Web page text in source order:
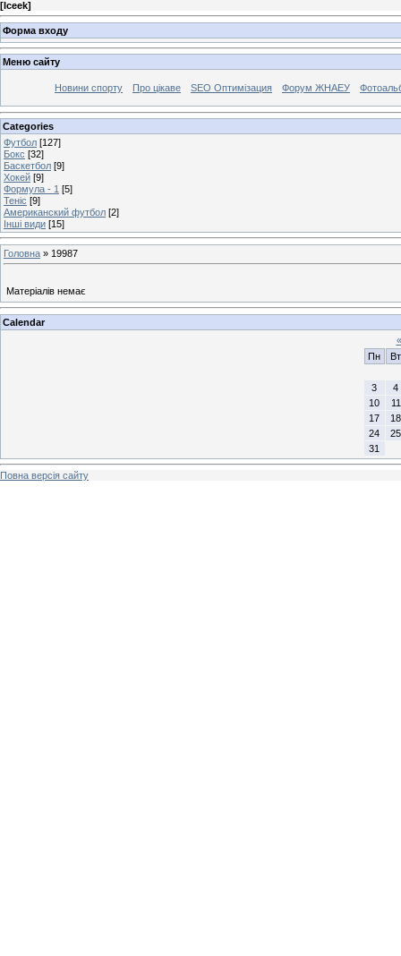
[Iceek]
Форма входу
Меню сайту
Новини спорту Про цікаве SEO Оптимізация Форум ЖНАЕУ
Categories
Футбол [127]
Бокс [32]
Баскетбол [9]
Хокей [9]
Формула - 1 [5]
Теніс [9]
Американский футбол [2]
Інші види [15]
Головна » 19987
Матеріалів немає
Calendar
«
Пн
Вт
3
4
10
11
17
18
24
25
31
Повна версія сайту